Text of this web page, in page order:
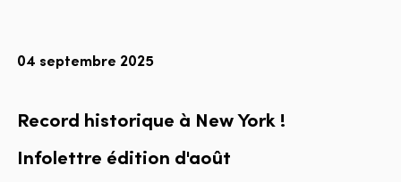
04 septembre 2025
Record historique à New York !
Infolettre édition d'août